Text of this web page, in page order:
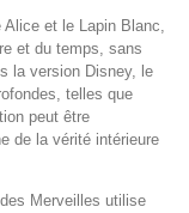
Alice et le Lapin Blanc,
et du temps, sans
la version Disney, le
telles que
peut être
de la vérité intérieure
Merveilles utilise